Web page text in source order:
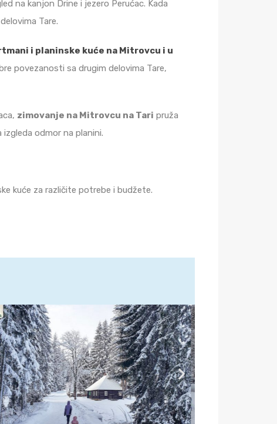
na kanjon Drine i jezero Perućac. Kada
Tare.
i planinske kuće na Mitrovcu i u
povezanosti sa drugim delovima Tare,
zimovanje na Mitrovcu na Tari pruža
odmor na planini.
kuće za različite potrebe i budžete.